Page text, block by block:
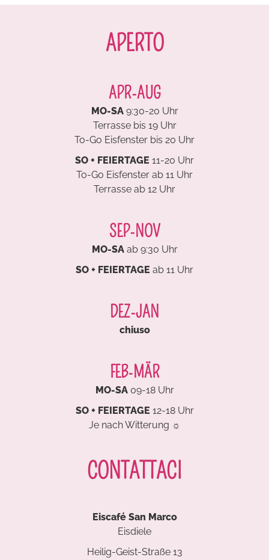
APERTO
APR-AUG
MO-SA9:30-20 Uhr
Terrasse bis 19 Uhr
To-Go Eisfenster bis 20 Uhr
SO + FEIERTAGE 11-20 Uhr
To-Go Eisfenster ab 11 Uhr
Terrasse ab 12 Uhr
SEP-NOV
MO-SAab 9:30 Uhr
SO + FEIERTAGE ab 11 Uhr
DEZ-JAN
chiuso
FEB-MÄR
MO-SA09-18 Uhr
SO + FEIERTAGE 12-18 Uhr
Je nach Witterung ☼
CONTATTACI
Eiscafé San Marco
Eisdiele
Heilig-Geist-Straße 13